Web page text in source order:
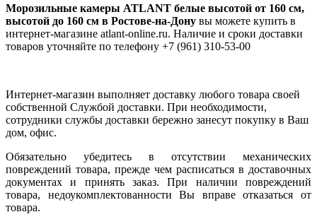
Морозильные камеры ATLANT белые высотой от 160 см,
высотой до 160 см в Ростове-на-Дону вы можете купить в
интернет-магазине atlant-online.ru. Наличие и сроки доставки
товаров уточняйте по телефону +7 (961) 310-53-00
Интернет-магазин выполняет доставку любого товара своей
собственной Службой доставки. При необходимости,
сотрудники службы доставки бережно занесут покупку в Ваш
дом, офис.
Обязательно убедитесь в отсутствии механических
повреждений товара, прежде чем расписаться в доставочных
документах и принять заказ. При наличии повреждений
товара, недоукомплектованности Вы вправе отказаться от
товара.